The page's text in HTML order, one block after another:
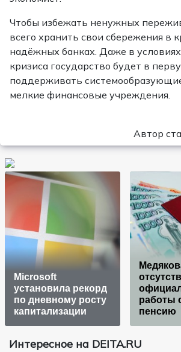
Чтобы избежать ненужных
всего хранить свои сбережения в
надёжных банках. Даже в условиях
кризиса государство будет в
поддерживать
мелкие финансовые учреждения.
Автор
Microsoft
установила рекорд
по дневному росту
капитализации
работы
пенсию
Интересное на DEITA.RU